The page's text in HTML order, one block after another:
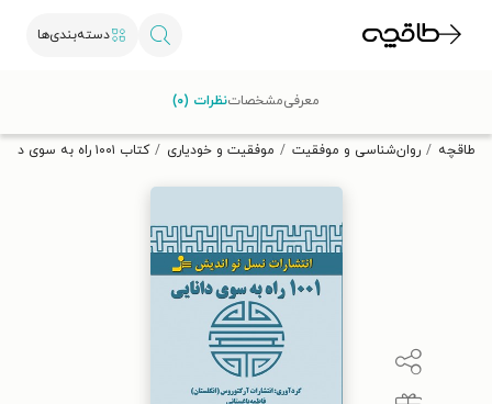
دسته‌بندی‌ها
تخفیف از طاقچه دریافت کن.
طاقچه روان‌شناسی و موفقیت موفقیت و خودیاری کتاب ۱۰۰۱ راه به سوی دانایی
معرفیمشخصاتنظرات (۰)